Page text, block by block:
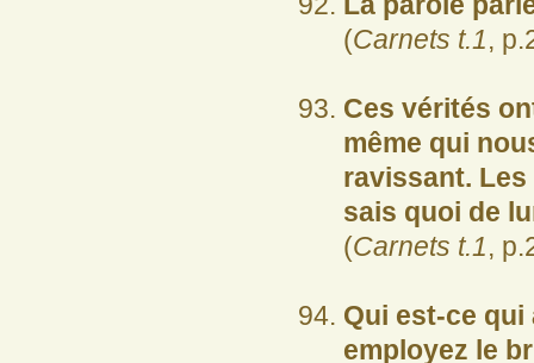
(Carnets t.1,
Ces vérités
même qui
ravissant.
sais quoi de
(Carnets t.1,
Qui est-ce qui
employez le